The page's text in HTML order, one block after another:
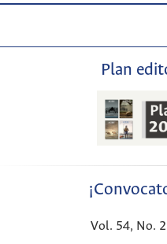
Plan
Vol. 54, No.